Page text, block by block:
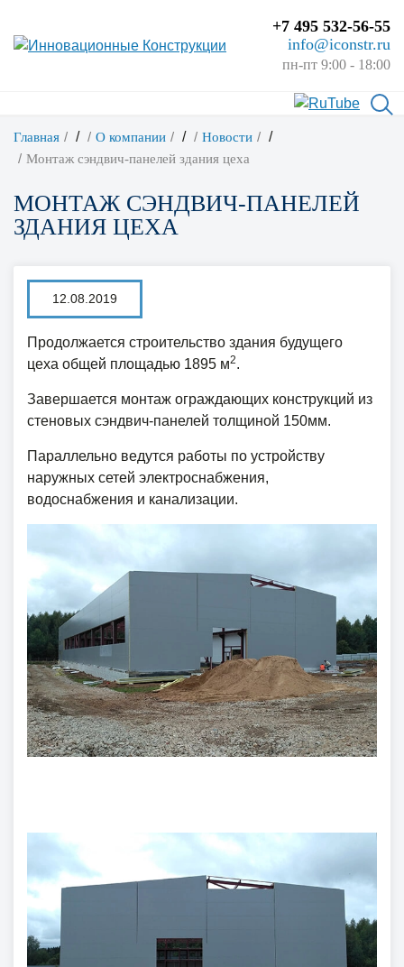
+7 495 532-56-55
info@iconstr.ru
пн-пт 9:00 - 18:00
Главная / О компании / Новости /
Монтаж сэндвич-панелей здания цеха
МОНТАЖ СЭНДВИЧ-ПАНЕЛЕЙ
ЗДАНИЯ ЦЕХА
12.08.2019
Продолжается строительство здания будущего
цеха общей площадью 1895 м2.
Завершается монтаж ограждающих конструкций из
стеновых сэндвич-панелей толщиной 150мм.
Параллельно ведутся работы по устройству
наружных сетей электроснабжения,
водоснабжения и канализации.